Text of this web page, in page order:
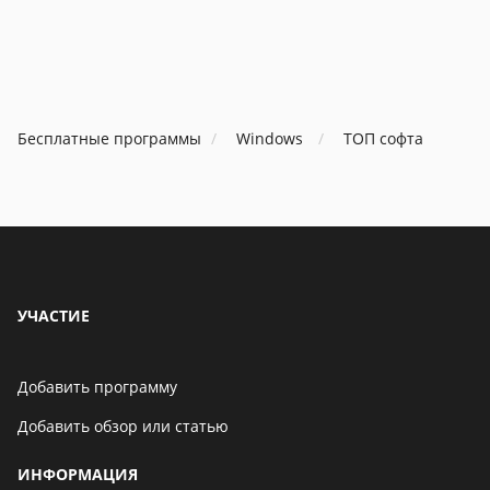
06 мая 2021
Бенчмарк AnTuTu
06 мая 2021
Бесплатные программы Windows ТОП софта
УЧАСТИЕ
Добавить программу
Добавить обзор или статью
ИНФОРМАЦИЯ